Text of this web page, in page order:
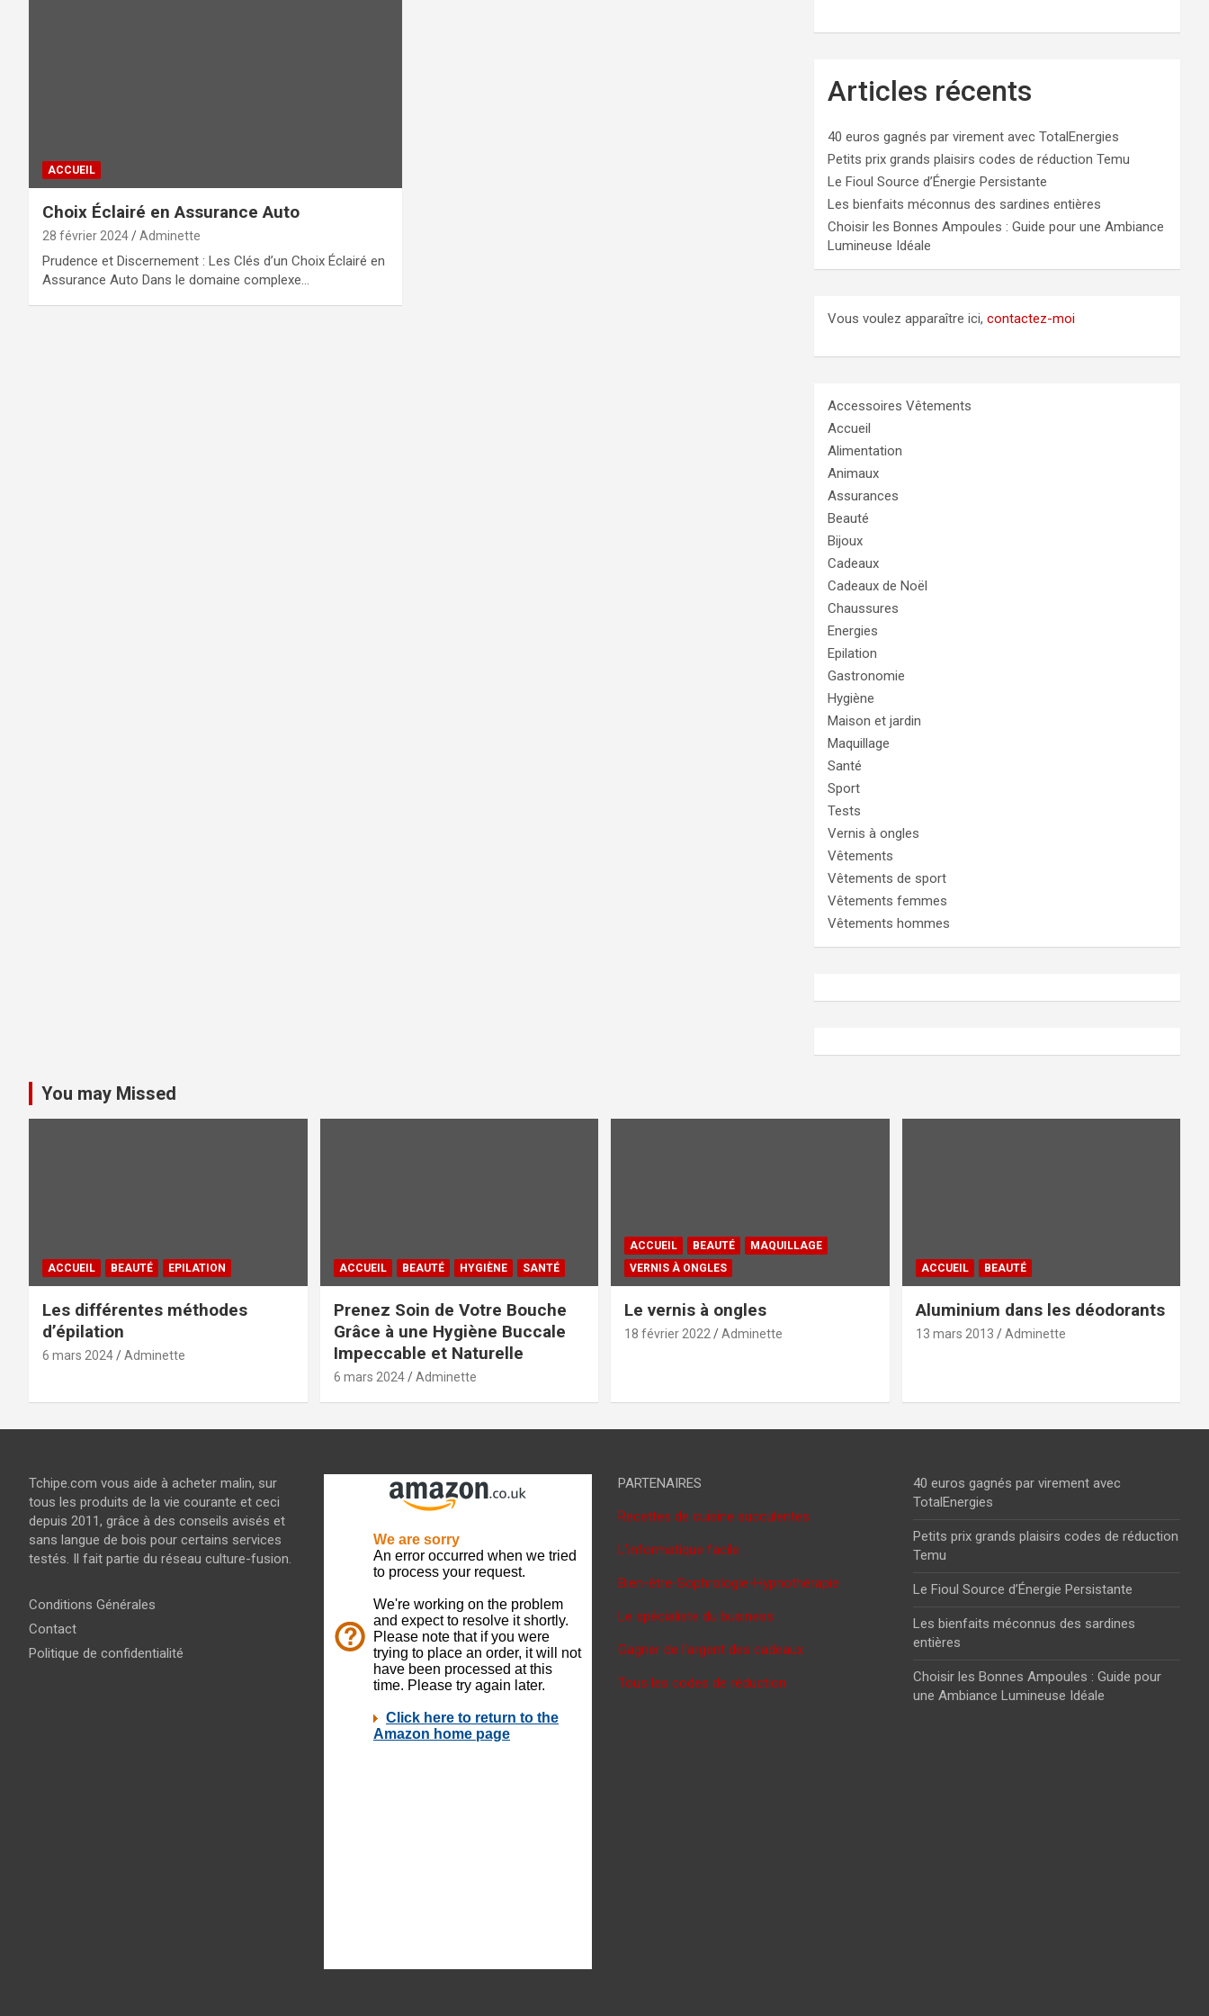
ACCUEIL
Choix Éclairé en Assurance Auto
28 février 2024 Adminette
Prudence et Discernement : Les Clés d’un Choix Éclairé en
Assurance Auto Dans le domaine complexe…
Articles récents
40 euros gagnés par virement avec TotalEnergies
Petits prix grands plaisirs codes de réduction Temu
Le Fioul Source d’Énergie Persistante
Les bienfaits méconnus des sardines entières
Choisir les Bonnes Ampoules : Guide pour une Ambiance
Lumineuse Idéale
Vous voulez apparaître ici,contactez-moi
Accessoires Vêtements
Accueil
Alimentation
Animaux
Assurances
Beauté
Bijoux
Cadeaux
Cadeaux de Noël
Chaussures
Energies
Epilation
Gastronomie
Hygiène
Maison et jardin
Maquillage
Santé
Sport
Tests
Vernis à ongles
Vêtements
Vêtements de sport
Vêtements femmes
Vêtements hommes
You may Missed
ACCUEIL BEAUTÉ EPILATION
Les différentes méthodes
d’épilation
6 mars 2024 Adminette
ACCUEIL BEAUTÉ HYGIÈNE SANTÉ
Prenez Soin de Votre Bouche
Grâce à une Hygiène Buccale
Impeccable et Naturelle
6 mars 2024 Adminette
ACCUEIL BEAUTÉ
MAQUILLAGE
VERNIS À ONGLES
Le vernis à ongles
18 février 2022 Adminette
ACCUEIL BEAUTÉ
Aluminium dans les déodorants
13 mars 2013 Adminette
Tchipe.com vous aide à acheter malin, sur
tous les produits de la vie courante et ceci
depuis 2011, grâce à des conseils avisés et
sans langue de bois pour certains services
testés. Il fait partie du réseau culture-fusion.
Conditions Générales
Contact
Politique de confidentialité
PARTENAIRES
Recettes de cuisine succulentes
L'informatique facile
Bien-être-Sophrologie-Hypnothérapie
Le spécialiste du business
Gagner de l'argent des cadeaux
Tous les codes de réduction
40 euros gagnés par virement avec
TotalEnergies
Petits prix grands plaisirs codes de réduction
Temu
Le Fioul Source d’Énergie Persistante
Les bienfaits méconnus des sardines
entières
Choisir les Bonnes Ampoules : Guide pour
une Ambiance Lumineuse Idéale